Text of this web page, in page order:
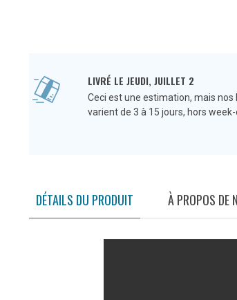
LIVRÉ LE JEUDI, JUILLET 2
Ceci est une estimation, mais nos
varient de 3 à 15 jours, hors
DÉTAILS DU PRODUIT À PROPOS DE